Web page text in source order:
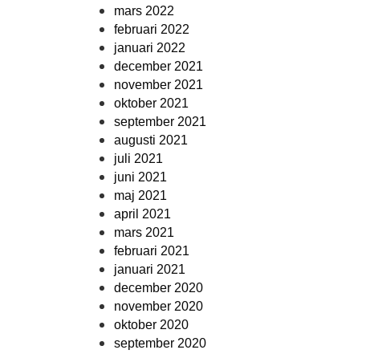
mars 2022
februari 2022
januari 2022
december 2021
november 2021
oktober 2021
september 2021
augusti 2021
juli 2021
juni 2021
maj 2021
april 2021
mars 2021
februari 2021
januari 2021
december 2020
november 2020
oktober 2020
september 2020